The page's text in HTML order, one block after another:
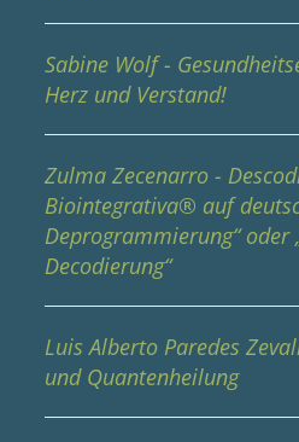
Sabine Wolf -
Herz und Verstand!
Zulma Zecenarro -
Biointegrativa® auf
Deprogrammierung“ oder
Decodierung“
Luis Alberto Paredes
und Quantenheilung